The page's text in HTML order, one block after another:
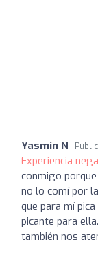
Yasmin N
Experiencia
conmigo
no lo comí por
que para mí
picante para
también nos